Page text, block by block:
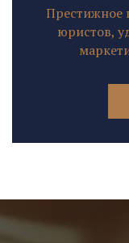
Престижное
юристов,